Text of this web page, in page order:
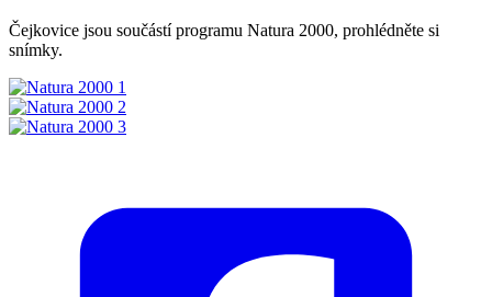
Čejkovice jsou součástí programu Natura 2000, prohlédněte si
snímky.